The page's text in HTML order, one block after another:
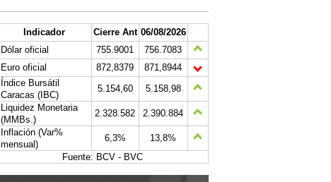
Indicador Cierre Ant 06/08/2026
Dólar oficial
755.9001
756.7083
Euro oficial
872,8379
871,8944
Índice Bursátil
Caracas (IBC)
5.154,60
5.158,98
Liquidez Monetaria
(MMBs.)
2.328.582
2.390.884
Inflación (Var%
mensual)
6,3%
13,8%
Fuente: BCV - BVC